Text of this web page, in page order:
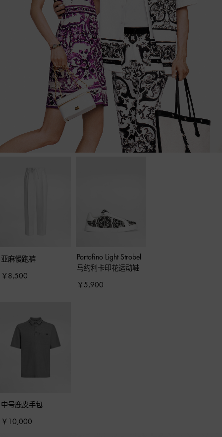
亚麻慢跑裤
￥8,500
Portofino Light Strobel
马约利卡印花运动鞋
￥5,900
中号鹿皮手包
￥10,000